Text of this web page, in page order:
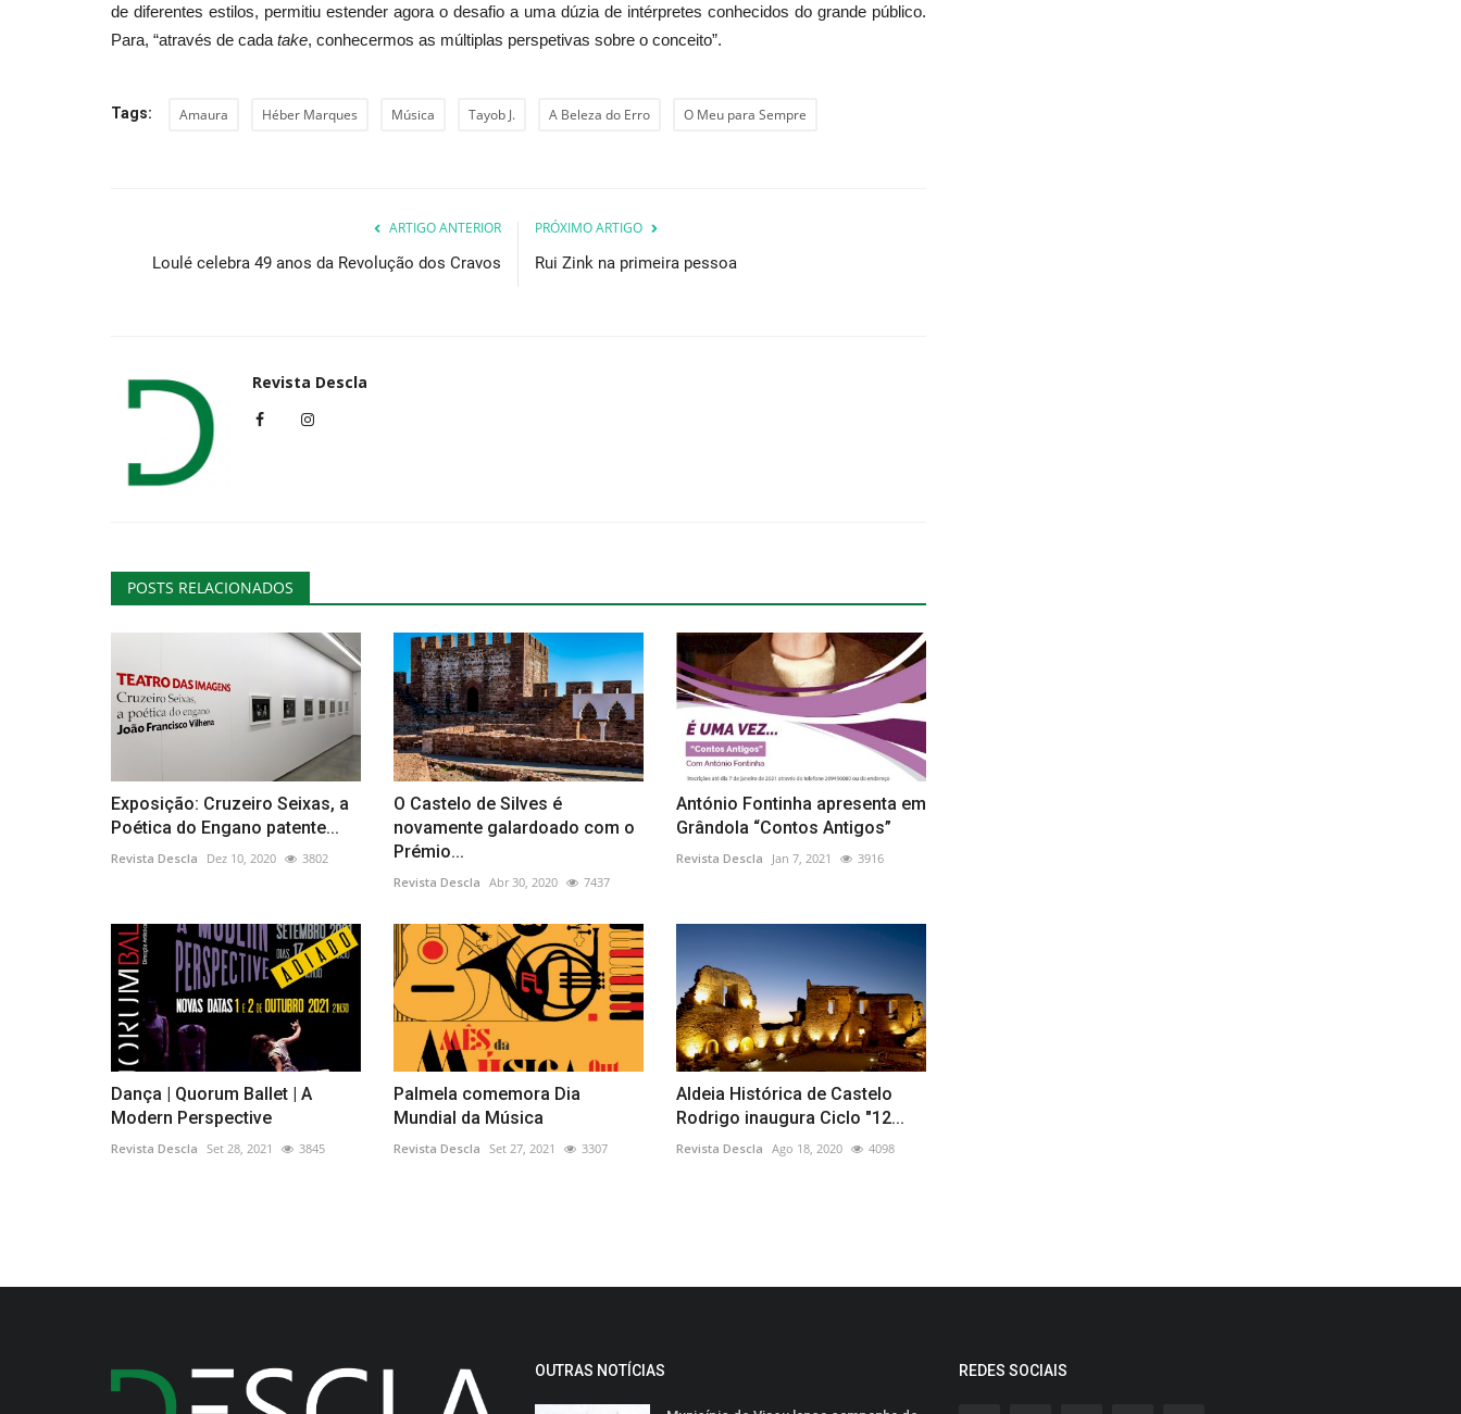
de diferentes estilos, permitiu estender agora o desafio a uma dúzia de intérpretes conhecidos do grande público.
Para, “através de cada take, conhecermos as múltiplas perspetivas sobre o conceito”.
Tags: Amaura Héber Marques Música Tayob J. A Beleza do Erro O Meu para Sempre
ARTIGO ANTERIOR
Loulé celebra 49 anos da Revolução dos Cravos
PRÓXIMO ARTIGO
Rui Zink na primeira pessoa
Revista Descla
POSTS RELACIONADOS
Exposição: Cruzeiro Seixas, a
Poética do Engano patente...
Revista Descla Dez 10, 2020 3802
O Castelo de Silves é
novamente galardoado com o
Prémio...
Revista Descla Abr 30, 2020 7437
António Fontinha apresenta em
Grândola “Contos Antigos”
Revista Descla Jan 7, 2021 3916
Dança | Quorum Ballet | A
Modern Perspective
Revista Descla Set 28, 2021 3845
Palmela comemora Dia
Mundial da Música
Revista Descla Set 27, 2021 3307
Aldeia Histórica de Castelo
Rodrigo inaugura Ciclo "12...
Revista Descla Ago 18, 2020 4098
OUTRAS NOTÍCIAS REDES SOCIAIS